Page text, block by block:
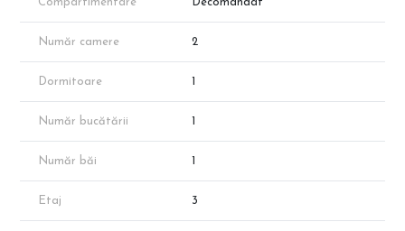
✔ Ferestre mari pentru luminozitate naturală
✔ Locuri de parcare subterane
✔ Construcție conform normelor actuale
Pret Avans 50%: 88.900 € + TVA, reducere parcare 50%
Finisaje exterioare:
Tencuială decorativă peste sistem termoizolator (polistiren EPS
Zidărie de cărămidă 30 cm la exterior
Număr camere 2
Dormitoare 1
Număr bucătării 1
Număr băi 1
Etaj 3